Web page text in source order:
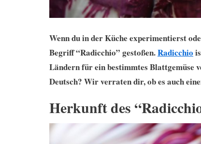
Wenn du in der Küche experimentierst
Begriff “Radicchio” gestoßen.Radicchio
Ländern für ein bestimmtes Blattgemüse
Deutsch? Wir verraten dir, ob es auch
Herkunft des